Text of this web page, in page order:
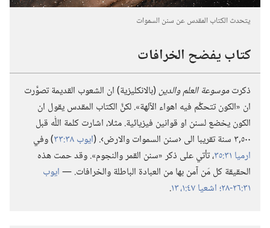
يتحدث الكتاب المقدس عن سنن السموات
كتاب يفضح الخرافات
ذكرتموسوعة العلم والدين(‏بالانكليزية)‏ ان الشعوب القديمة تصوَّرت
ان «الكون تتحكَّم فيه اهواء الآلهة».‏ لكنَّ الكتاب المقدس يقول ان
الكون يخضع لسنن او قوانين فيزيائية.‏ مثلا،‏ اشارت كلمة اللّٰه قبل
٥٠٠‏,٣ سنة تقريبا الى ‹سنن السموات والارض›.‏ (‏
ايوب ٣٨:‏٣٣
‏)‏ وفي
ارميا ٣١:‏٣٥
‏،‏ تأتي على ذكر «سنن القمر والنجوم».‏ وقد حمت هذه
الحقيقة كل مَن آمن بها من العبادة الباطلة والخرافات.‏ —‏ايوب
٣١:‏٢٦-‏٢٨؛‏
اشعيا ٤٧:‏١،‏ ‏.‏